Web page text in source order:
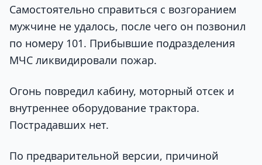
Самостоятельно справиться с возгоранием
мужчине не удалось, после чего он позвонил
по номеру 101. Прибывшие подразделения
МЧС ликвидировали пожар.
Огонь повредил кабину, моторный отсек и
внутреннее оборудование трактора.
Пострадавших нет.
По предварительной версии, причиной